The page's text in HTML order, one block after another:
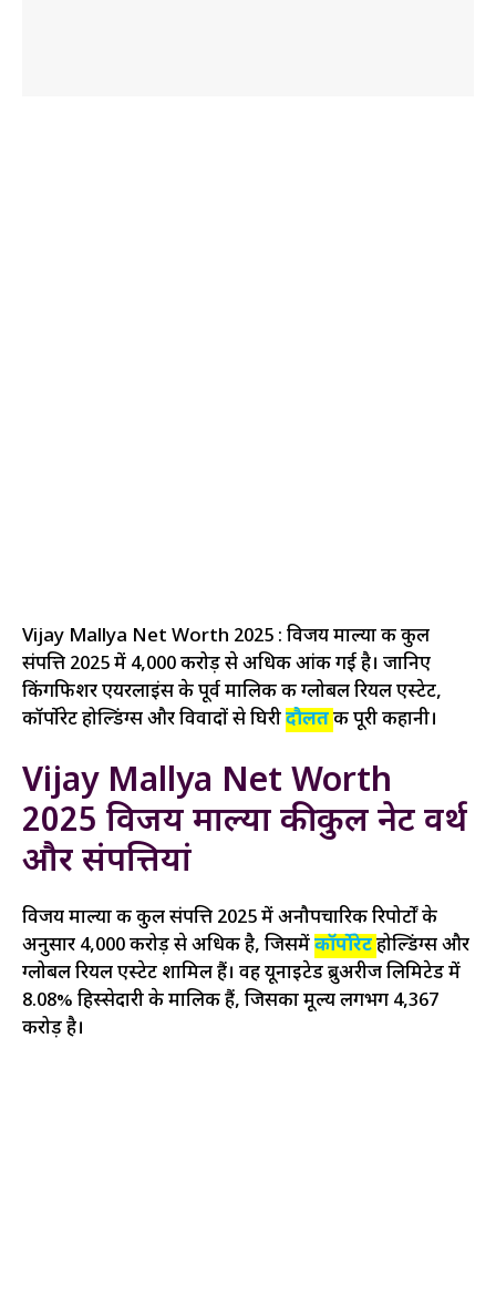
Vijay Mallya Net Worth 2025 : विजय माल्या की कुल
संपत्ति 2025 में ₹4,000 करोड़ से अधिक आंकी गई है। जानिए
किंगफिशर एयरलाइंस के पूर्व मालिक की ग्लोबल रियल एस्टेट,
कॉर्पोरेट होल्डिंग्स और विवादों से घिरीदौलतकी पूरी कहानी।
Vijay Mallya Net Worth
2025 विजय माल्या की कुल नेट वर्थ
और संपत्तियां
विजय माल्या की कुल संपत्ति 2025 में अनौपचारिक रिपोर्टों के
अनुसार ₹4,000 करोड़ से अधिक है, जिसमेंकॉर्पोरेटहोल्डिंग्स और
ग्लोबल रियल एस्टेट शामिल हैं। वह यूनाइटेड ब्रुअरीज लिमिटेड में
8.08% हिस्सेदारी के मालिक हैं, जिसका मूल्य लगभग ₹4,367
करोड़ है।